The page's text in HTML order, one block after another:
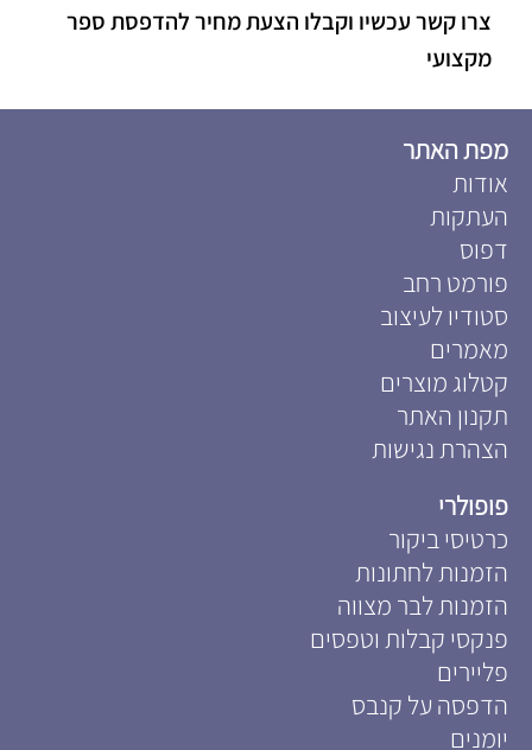
צרו קשר עכשיו וקבלו הצעת מחיר להדפסת ספר
מקצועי
מפת האתר
אודות
העתקות
דפוס
פורמט רחב
סטודיו לעיצוב
מאמרים
קטלוג מוצרים
תקנון האתר
הצהרת נגישות
פופולרי
כרטיסי ביקור
הזמנות לחתונות
הזמנות לבר מצווה
פנקסי קבלות וטפסים
פליירים
הדפסה על קנבס
יומנים